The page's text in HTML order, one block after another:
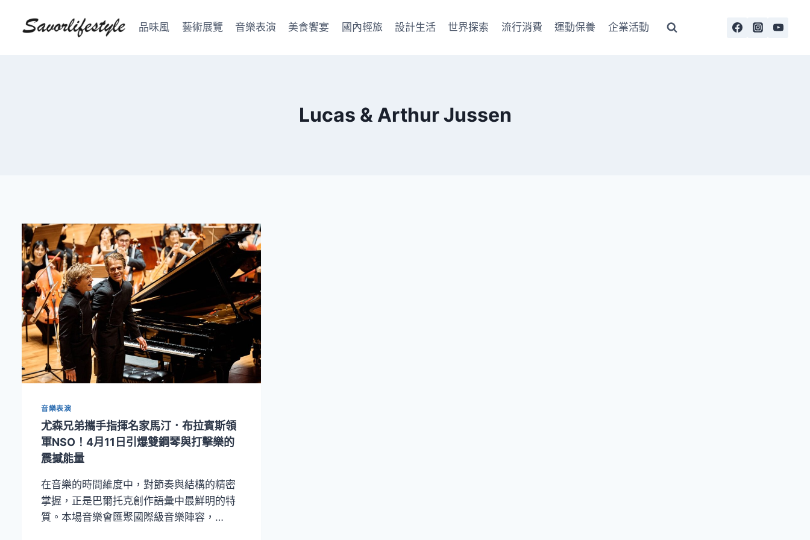
品味風 藝術展覽 音樂表演 美食饗宴 國內輕旅 設計生活 世界探索 流行消費 運動保養 企業活動
Lucas & Arthur Jussen
音樂表演
尤森兄弟攜手指揮名家馬汀．布拉賓斯領
軍NSO！4月11日引爆雙鋼琴與打擊樂的
震撼能量
在音樂的時間維度中，對節奏與結構的精密
掌握，正是巴爾托克創作語彙中最鮮明的特
質。本場音樂會匯聚國際級音樂陣容，…